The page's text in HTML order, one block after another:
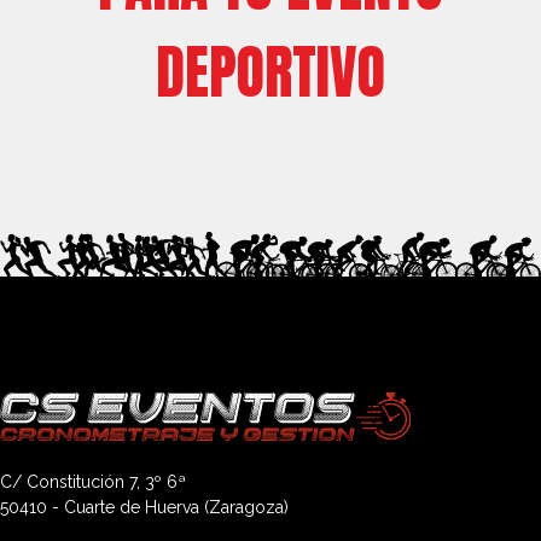
DEPORTIVO
C/ Constitución 7, 3º 6ª
50410 - Cuarte de Huerva (Zaragoza)